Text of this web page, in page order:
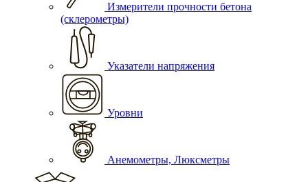
Измерители прочности бетона
(склерометры)
Указатели напряжения
Уровни
Анемометры, Люксметры